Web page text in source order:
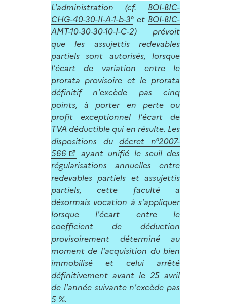
L'administration (cf. BOI-BIC-
CHG-40-30-II-A-1-b-3°et BOI-BIC-
AMT-10-30-30-10-I-C-2) prévoit
que les assujettis redevables
partiels sont autorisés, lorsque
l'écart de variation entre le
prorata provisoire et le prorata
définitif n'excède pas cinq
points, à porter en perte ou
profit exceptionnel l'écart de
TVA déductible qui en résulte. Les
dispositions dudécret n°2007-
566
ayant unifié le seuil des
régularisations annuelles entre
redevables partiels et assujettis
partiels, cette faculté a
désormais vocation à s'appliquer
lorsque l'écart entre le
coefficient de déduction
provisoirement déterminé au
moment de l'acquisition du bien
immobilisé et celui arrêté
définitivement avant le 25 avril
de l'année suivante n'excède pas
5 %.